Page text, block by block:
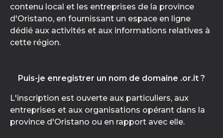
contenu local et les entreprises de la province
d'Oristano, en fournissant un espace en ligne
dédié aux activités et aux informations relatives à
cette région.
Puis-je enregistrer un nom de domaine .or.it ?
L'inscription est ouverte aux particuliers, aux
entreprises et aux organisations opérant dans la
province d'Oristano ou en rapport avec elle.